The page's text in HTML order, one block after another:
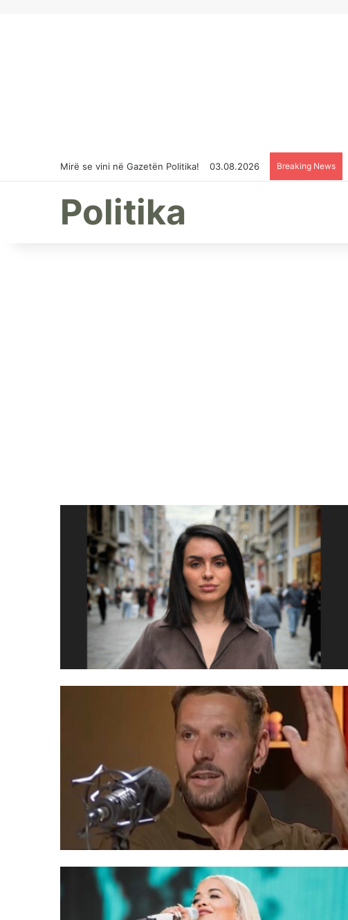
Mirë se vini në Gazetën Politika! 03.08.2026 Breaking News
Politika